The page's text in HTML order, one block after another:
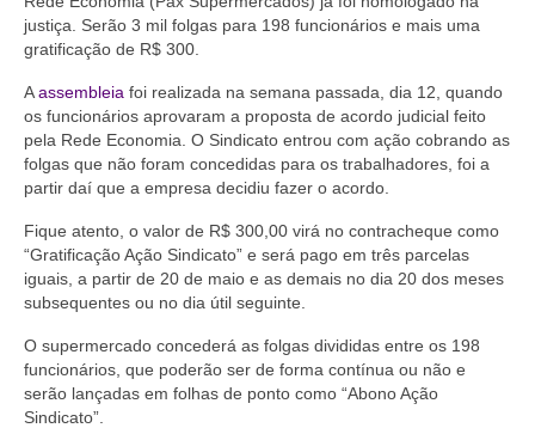
Coletivo Margaridas
Coletivo de Igualdade Racial
DENÚNCIAS
SERVIÇOS
Acordos e convenções
Cadastro de empresa
Homologações
Jurídico
justiça. Serão 3 mil folgas para 198 funcionários e mais uma
gratificação de R$ 300.
Aassembleia foi realizada na semana passada, dia 12, quando
os funcionários aprovaram a proposta de acordo judicial feito
pela Rede Economia. O Sindicato entrou com ação cobrando as
folgas que não foram concedidas para os trabalhadores, foi a
partir daí que a empresa decidiu fazer o acordo.
Fique atento, o valor de R$ 300,00 virá no contracheque como
“Gratificação Ação Sindicato” e será pago em três parcelas
iguais, a partir de 20 de maio e as demais no dia 20 dos meses
subsequentes ou no dia útil seguinte.
O supermercado concederá as folgas divididas entre os 198
funcionários, que poderão ser de forma contínua ou não e
serão lançadas em folhas de ponto como “Abono Ação
Sindicato”.